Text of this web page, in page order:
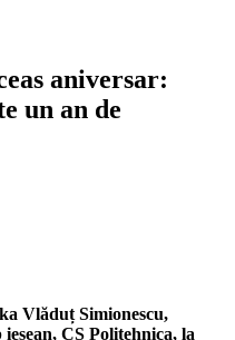
aniversar:
un an de
Vlăduț Simionescu,
CS Politehnica, la